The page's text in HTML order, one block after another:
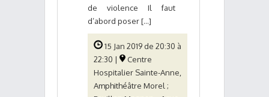
de violence Il faut
d’abord poser [...]
15 Jan 2019 de 20:30 à
22:30 |
Centre
Hospitalier Sainte-Anne,
Amphithéâtre Morel ;